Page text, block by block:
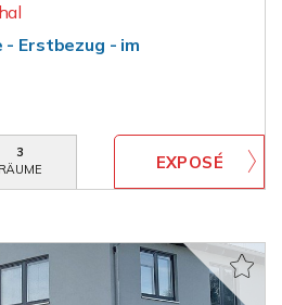
- Erstbezug - im
3
RÄUME